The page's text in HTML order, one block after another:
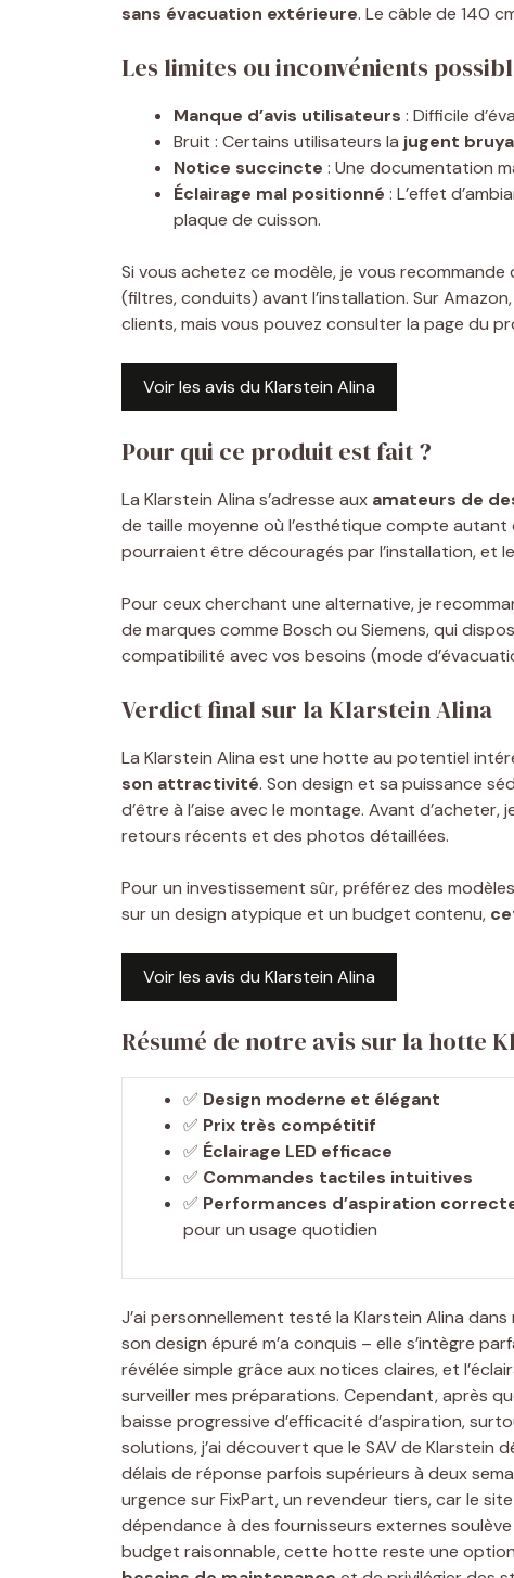
sans évacuation extérieure. Le câble de 140
Les limites ou inconvénients
Manque d’avis utilisateurs : Difficile
Bruit : Certains utilisateurs la jugent
Notice succincte : Une documentation
Éclairage mal positionné : L’effet
plaque de cuisson.
Si vous achetez ce modèle, je vous recommande
(filtres, conduits) avant l’installation. Sur
clients, mais vous pouvez consulter la page du
Voir les avis du Klarstein Alina
Pour qui ce produit est fait ?
La Klarstein Alina s’adresse aux amateurs de
de taille moyenne où l’esthétique compte
pourraient être découragés par l’installation, et
Pour ceux cherchant une alternative, je
de marques comme Bosch ou Siemens, qui
compatibilité avec vos besoins (mode
Verdict final sur la Klarstein Alina
La Klarstein Alina est une hotte au potentiel
son attractivité. Son design et sa puissance
d’être à l’aise avec le montage. Avant
retours récents et des photos détaillées.
Pour un investissement sûr, préférez des
sur un design atypique et un budget contenu,
Voir les avis du Klarstein Alina
Résumé de notre avis sur la hotte
✅ Design moderne et élégant
✅ Prix très compétitif
✅ Éclairage LED efficace
✅ Commandes tactiles intuitives
✅ Performances d’aspiration
pour un usage quotidien
J’ai personnellement testé la Klarstein Alina
son design épuré m’a conquis – elle s’intègre
révélée simple grâce aux notices claires, et
surveiller mes préparations. Cependant, après
baisse progressive d’efficacité d’aspiration,
solutions, j’ai découvert que le SAV de
délais de réponse parfois supérieurs à deux
urgence sur FixPart, un revendeur tiers, car le
dépendance à des fournisseurs externes
budget raisonnable, cette hotte reste une